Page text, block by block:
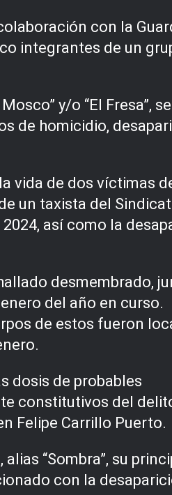
con la
integrantes de un
y/o “El Fresa”,
de homicidio,
vida de dos víctimas
un taxista del
así como la
desmembrado,
del año en curso.
de estos fueron
dosis de probables
constitutivos del
Felipe Carrillo Puerto.
“Sombra”, su
con la